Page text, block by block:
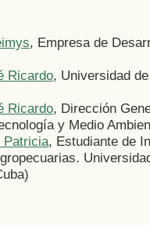
, Empresa de
Ricardo, Universidad
Ricardo, Dirección
y Medio
Patricia, Estudiante de